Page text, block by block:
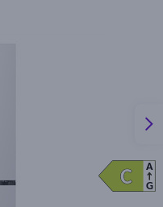
C
C
A
G